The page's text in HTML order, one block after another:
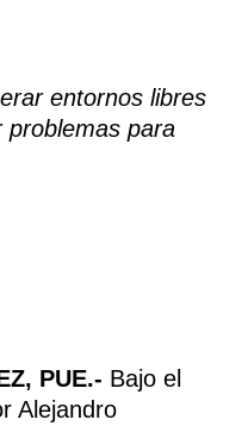
entornos libres
problemas para
PUE.- Bajo el
Alejandro